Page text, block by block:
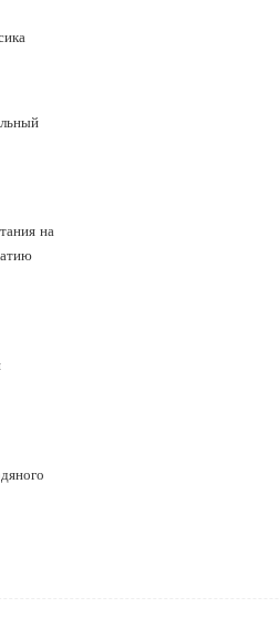
на
на